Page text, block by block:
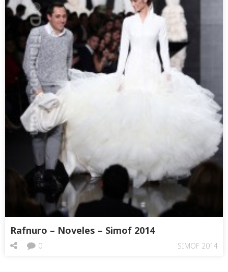
Rafnuro – Noveles – Simof 2014
SIMOF 2014
0